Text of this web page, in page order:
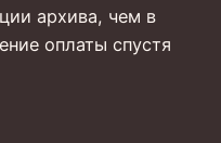
архива, чем в
оплаты спустя